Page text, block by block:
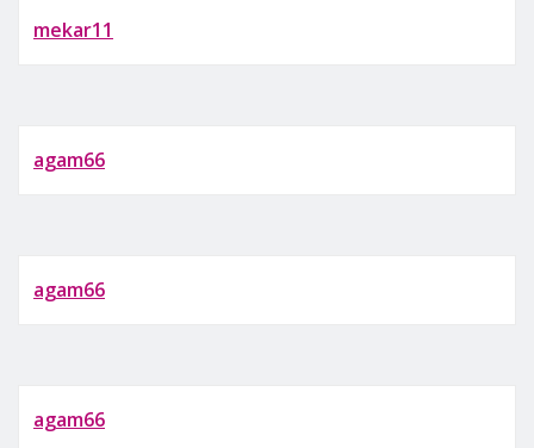
mekar11
agam66
agam66
agam66